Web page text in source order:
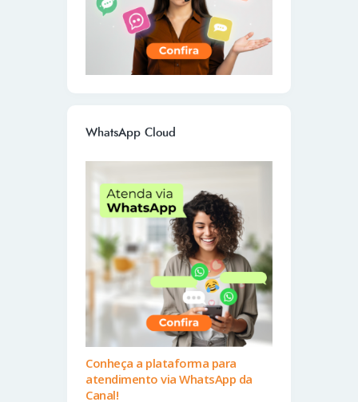
WhatsApp Cloud
Conheça a plataforma para
atendimento via WhatsApp da
Canal!